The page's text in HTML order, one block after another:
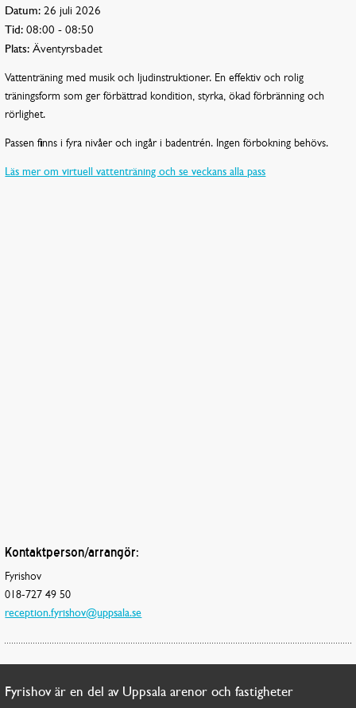
Datum: 26 juli 2026
Tid: 08:00 - 08:50
Plats: Äventyrsbadet
Vattenträning med musik och ljudinstruktioner. En effektiv och rolig
träningsform som ger förbättrad kondition, styrka, ökad förbränning och
rörlighet.
Passen finns i fyra nivåer och ingår i badentrén. Ingen förbokning behövs.
Läs mer om virtuell vattenträning och se veckans alla pass
Kontaktperson/arrangör:
Fyrishov
018-727 49 50
reception.fyrishov@uppsala.se
Fyrishov är en del av Uppsala arenor och fastigheter